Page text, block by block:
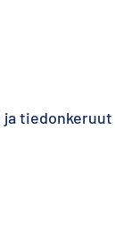
ja tiedonkeruut